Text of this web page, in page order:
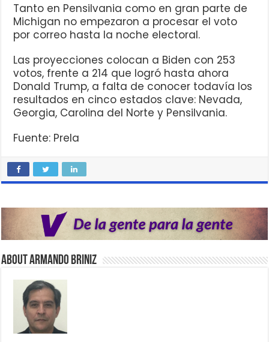
Tanto en Pensilvania como en gran parte de
Michigan no empezaron a procesar el voto
por correo hasta la noche electoral.
Las proyecciones colocan a Biden con 253
votos, frente a 214 que logró hasta ahora
Donald Trump, a falta de conocer todavía los
resultados en cinco estados clave: Nevada,
Georgia, Carolina del Norte y Pensilvania.
Fuente: Prela
About Armando Briniz